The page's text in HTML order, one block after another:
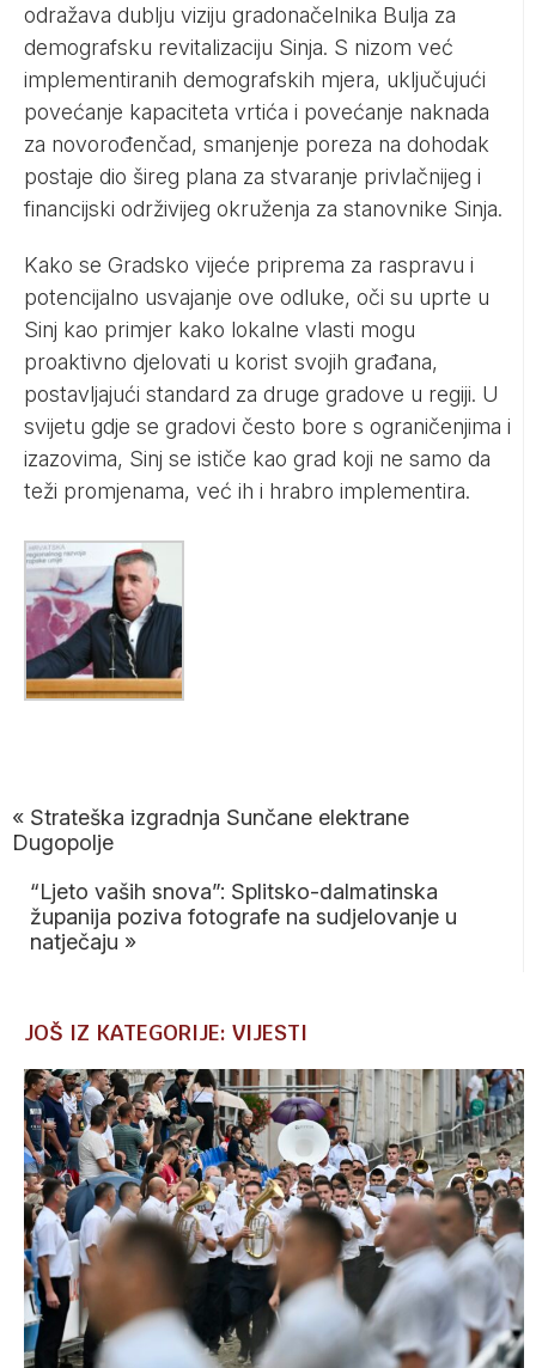
odražava dublju viziju gradonačelnika Bulja za
demografsku revitalizaciju Sinja. S nizom već
implementiranih demografskih mjera, uključujući
povećanje kapaciteta vrtića i povećanje naknada
za novorođenčad, smanjenje poreza na dohodak
postaje dio šireg plana za stvaranje privlačnijeg i
financijski održivijeg okruženja za stanovnike Sinja.
Kako se Gradsko vijeće priprema za raspravu i
potencijalno usvajanje ove odluke, oči su uprte u
Sinj kao primjer kako lokalne vlasti mogu
proaktivno djelovati u korist svojih građana,
postavljajući standard za druge gradove u regiji. U
svijetu gdje se gradovi često bore s ograničenjima i
izazovima, Sinj se ističe kao grad koji ne samo da
teži promjenama, već ih i hrabro implementira.
« Strateška izgradnja Sunčane elektrane
Dugopolje
“Ljeto vaših snova”: Splitsko-dalmatinska
županija poziva fotografe na sudjelovanje u
natječaju »
JOŠ IZ KATEGORIJE: VIJESTI